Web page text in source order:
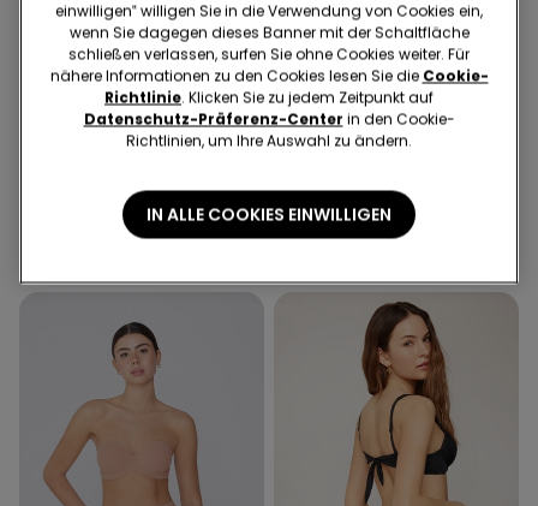
Recyceltes Mikrofaser
Gepolsterter Bandeau-BH
aus recycelter Mikrofaser
mit Ausschnitt
5 Paar einfarbige
Sneakersocken aus
Baumwolle Unisex
€ 5,99
einwilligen‟ willigen Sie in die Verwendung von Cookies ein,
wenn Sie dagegen dieses Banner mit der Schaltfläche
schließen verlassen, surfen Sie ohne Cookies weiter. Für
nähere Informationen zu den Cookies lesen Sie die Cookie-
Richtlinie. Klicken Sie zu jedem Zeitpunkt auf
Datenschutz-Präferenz-Center in den Cookie-
Richtlinien, um Ihre Auswahl zu ändern.
IN ALLE COOKIES EINWILLIGEN